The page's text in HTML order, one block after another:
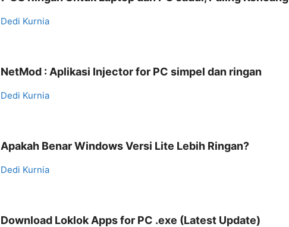
Dedi Kurnia
NetMod : Aplikasi Injector for PC simpel dan ringan
Dedi Kurnia
Apakah Benar Windows Versi Lite Lebih Ringan?
Dedi Kurnia
Download Loklok Apps for PC .exe (Latest Update)